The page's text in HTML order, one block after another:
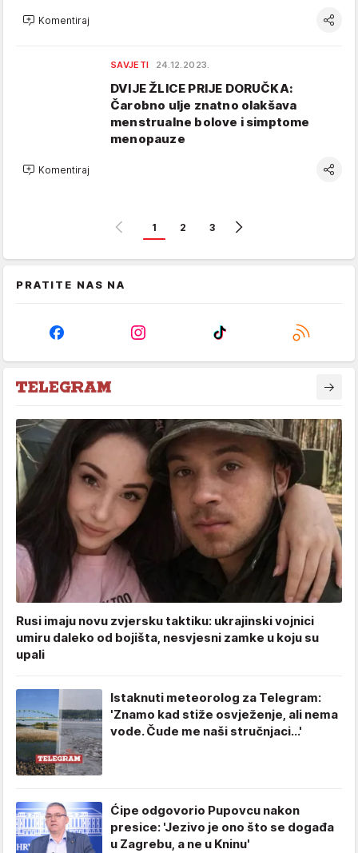
Komentiraj
SAVJETI 24.12.2023.
DVIJE ŽLICE PRIJE DORUČKA:
Čarobno ulje znatno olakšava
menstrualne bolove i simptome
menopauze
Komentiraj
1 2 3
PRATITE NAS NA
Rusi imaju novu zvjersku taktiku: ukrajinski vojnici
umiru daleko od bojišta, nesvjesni zamke u koju su
upali
Istaknuti meteorolog za Telegram:
'Znamo kad stiže osvježenje, ali nema
vode. Čude me naši stručnjaci...'
Ćipe odgovorio Pupovcu nakon
presice: 'Jezivo je ono što se događa
u Zagrebu, a ne u Kninu'